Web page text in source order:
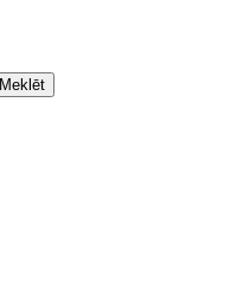
Meklēt